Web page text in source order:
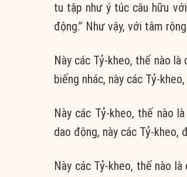
tu tập như ý túc câu hữu
động.” Như vậy, với tâm
Này các Tỷ-kheo, thế nào
biếng nhác, này các Tỷ-
Này các Tỷ-kheo, thế nào
dao động, này các Tỷ-kheo,
Này các Tỷ-kheo, thế nào